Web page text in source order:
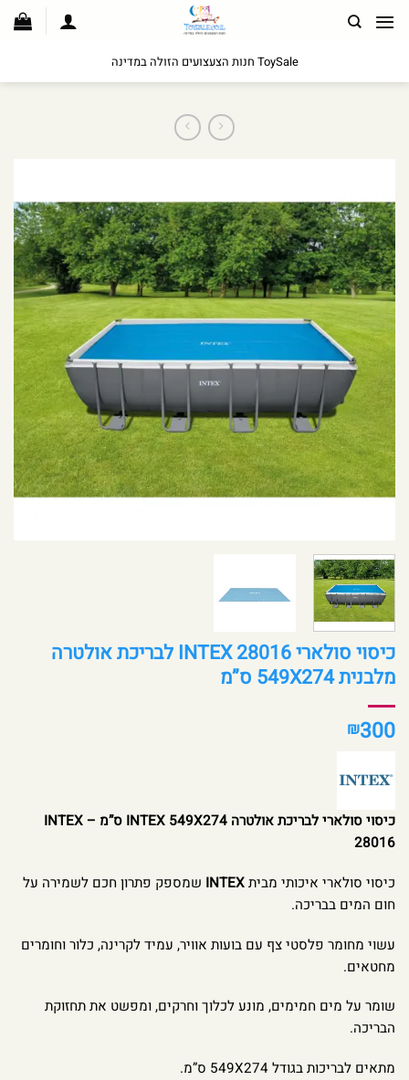
לתוכן
ToySale חנות הצעצועים הזולה במדינה
כיסוי סולארי INTEX 28016 לבריכת אולטרה
מלבנית 549X274 ס”מ
₪300
כיסוי סולארי לבריכת אולטרה INTEX 549X274 ס”מ – INTEX
28016
כיסוי סולארי איכותי מביתINTEX שמספק פתרון חכם לשמירה על
חום המים בבריכה.
עשוי מחומר פלסטי צף עם בועות אוויר, עמיד לקרינה, כלור וחומרים
מחטאים.
שומר על מים חמימים, מונע לכלוך וחרקים, ומפשט את תחזוקת
הבריכה.
מתאים לבריכות בגודל 549X274 ס”מ.